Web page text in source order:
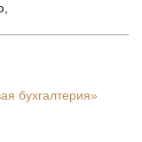
бухгалтерия»